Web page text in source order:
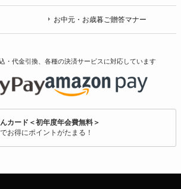
お中元・お歳暮ご贈答マナー
・代金引換、各種の決済サービスに対応しています
カード＜初年度年会費無料＞
お得にポイントがたまる！